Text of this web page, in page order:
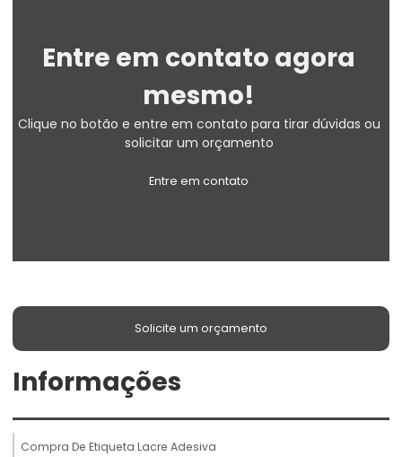
Entre em contato agora
mesmo!
Clique no botão e entre em contato para tirar dúvidas ou
solicitar um orçamento
Entre em contato
Solicite um orçamento
Informações
Compra De Etiqueta Lacre Adesiva